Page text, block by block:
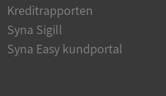
Kreditrapporten
Syna Sigill
Syna Easy kundportal